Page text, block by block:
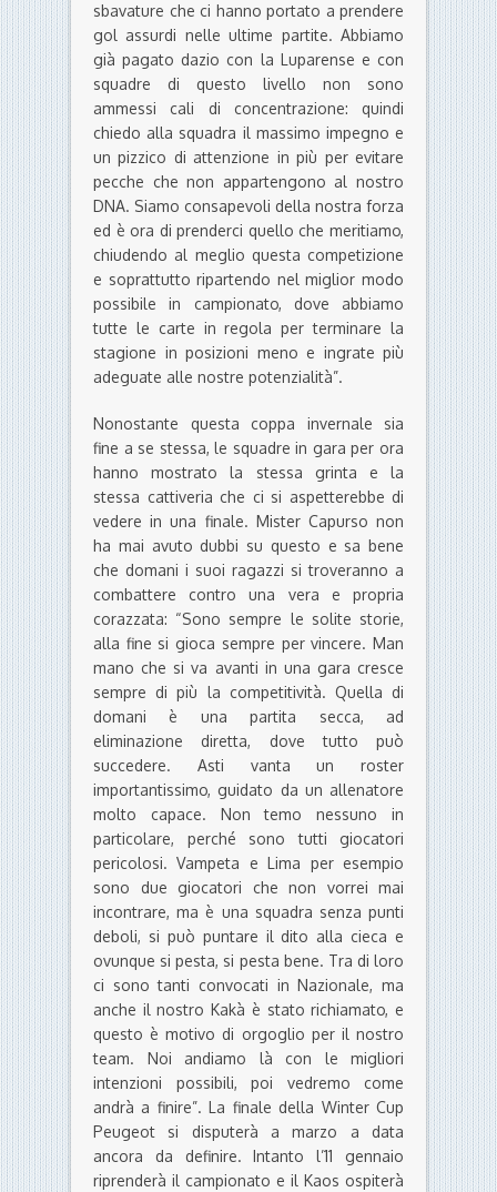
sbavature che ci hanno portato a prendere
gol assurdi nelle ultime partite. Abbiamo
già pagato dazio con la Luparense e con
squadre di questo livello non sono
ammessi cali di concentrazione: quindi
chiedo alla squadra il massimo impegno e
un pizzico di attenzione in più per evitare
pecche che non appartengono al nostro
DNA. Siamo consapevoli della nostra forza
ed è ora di prenderci quello che meritiamo,
chiudendo al meglio questa competizione
e soprattutto ripartendo nel miglior modo
possibile in campionato, dove abbiamo
tutte le carte in regola per terminare la
stagione in posizioni meno e ingrate più
adeguate alle nostre potenzialità”.
Nonostante questa coppa invernale sia
fine a se stessa, le squadre in gara per ora
hanno mostrato la stessa grinta e la
stessa cattiveria che ci si aspetterebbe di
vedere in una finale. Mister Capurso non
ha mai avuto dubbi su questo e sa bene
che domani i suoi ragazzi si troveranno a
combattere contro una vera e propria
corazzata: “Sono sempre le solite storie,
alla fine si gioca sempre per vincere. Man
mano che si va avanti in una gara cresce
sempre di più la competitività. Quella di
domani è una partita secca, ad
eliminazione diretta, dove tutto può
succedere. Asti vanta un roster
importantissimo, guidato da un allenatore
molto capace. Non temo nessuno in
particolare, perché sono tutti giocatori
pericolosi. Vampeta e Lima per esempio
sono due giocatori che non vorrei mai
incontrare, ma è una squadra senza punti
deboli, si può puntare il dito alla cieca e
ovunque si pesta, si pesta bene. Tra di loro
ci sono tanti convocati in Nazionale, ma
anche il nostro Kakà è stato richiamato, e
questo è motivo di orgoglio per il nostro
team. Noi andiamo là con le migliori
intenzioni possibili, poi vedremo come
andrà a finire”. La finale della Winter Cup
Peugeot si disputerà a marzo a data
ancora da definire. Intanto l’11 gennaio
riprenderà il campionato e il Kaos ospiterà